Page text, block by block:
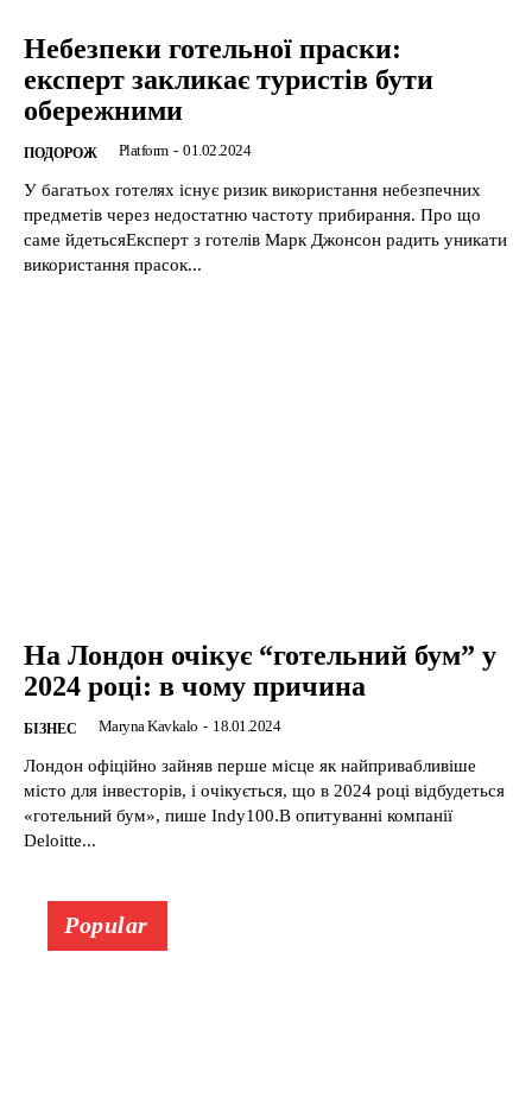
Небезпеки готельної праски:
експерт закликає туристів бути
обережними
ПОДОРОЖ Platform - 01.02.2024
У багатьох готелях існує ризик використання небезпечних
предметів через недостатню частоту прибирання. Про що
саме йдетьсяЕксперт з готелів Марк Джонсон радить уникати
використання прасок...
На Лондон очікує “готельний бум” у
2024 році: в чому причина
БІЗНЕС Maryna Kavkalo - 18.01.2024
Лондон офіційно зайняв перше місце як найпривабливіше
місто для інвесторів, і очікується, що в 2024 році відбудеться
«готельний бум», пише Indy100.В опитуванні компанії
Deloitte...
Popular